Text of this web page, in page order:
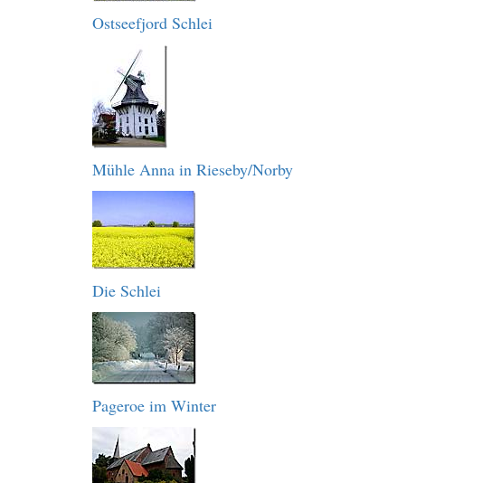
Ostseefjord Schlei
Mühle Anna in Rieseby/Norby
Die Schlei
Pageroe im Winter